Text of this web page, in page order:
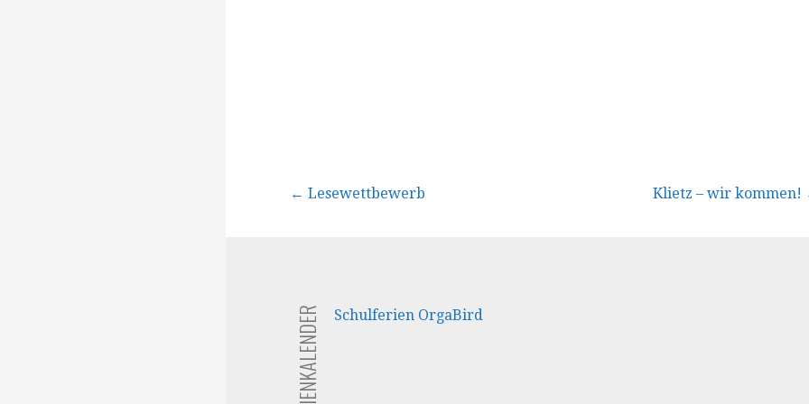
Beitragsnavigation
← Lesewettbewerb Klietz – wir
FERIENKALENDER Schulferien OrgaBird